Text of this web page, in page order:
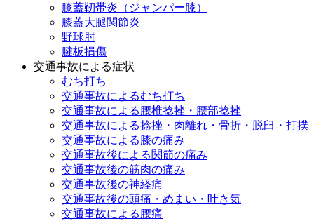
膝蓋靭帯炎（ジャンパー膝）
膝蓋大腿関節炎
野球肘
腱板損傷
交通事故による症状
むち打ち
交通事故によるむち打ち
交通事故による腰椎捻挫・腰部捻挫
交通事故による捻挫・肉離れ・骨折・脱臼・打撲
交通事故による膝の痛み
交通事故後による関節の痛み
交通事故後の筋肉の痛み
交通事故後の神経痛
交通事故後の頭痛・めまい・吐き気
交通事故による腰痛